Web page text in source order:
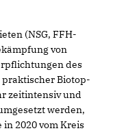
(NSG, FFH-
von
des
Biotop-
zeitintensiv und
werden,
2020 vom Kreis